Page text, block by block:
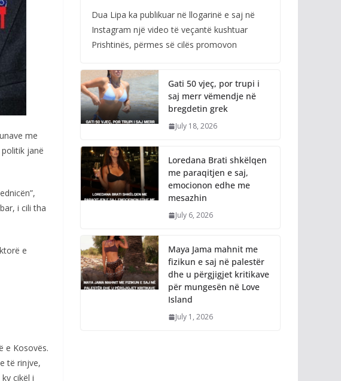
me
janë
i cili tha
e
e Kosovës.
të rinjve,
cikël i
Dua Lipa ka publikuar në llogarinë e saj në
Instagram një video të veçantë kushtuar
Prishtinës, përmes së cilës promovon
Gati 50 vjeç, por trupi i
saj merr vëmendje në
bregdetin grek
July 18, 2026
Loredana Brati shkëlqen
me paraqitjen e saj,
emocionon edhe me
mesazhin
July 6, 2026
Maya Jama mahnit me
fizikun e saj në palestër
dhe u përgjigjet kritikave
për mungesën në Love
Island
July 1, 2026